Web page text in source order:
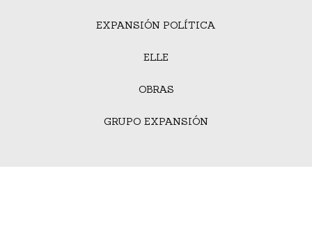
EXPANSIÓN POLÍTICA
ELLE
OBRAS
GRUPO EXPANSIÓN